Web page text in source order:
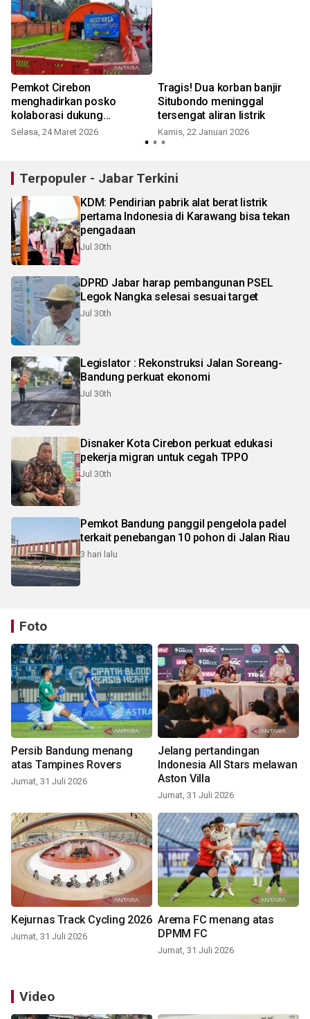
Pemkot Cirebon
menghadirkan posko
kolaborasi dukung
kelancaran arus balik
Selasa, 24 Maret 2026
Tragis! Dua korban banjir
Situbondo meninggal
tersengat aliran listrik
Kamis, 22 Januari 2026
Terpopuler - Jabar Terkini
KDM: Pendirian pabrik alat berat listrik
pertama Indonesia di Karawang bisa tekan
pengadaan
Jul 30th
DPRD Jabar harap pembangunan PSEL
Legok Nangka selesai sesuai target
Jul 30th
Legislator : Rekonstruksi Jalan Soreang-
Bandung perkuat ekonomi
Jul 30th
Disnaker Kota Cirebon perkuat edukasi
pekerja migran untuk cegah TPPO
Jul 30th
Pemkot Bandung panggil pengelola padel
terkait penebangan 10 pohon di Jalan Riau
3 hari lalu
Foto
Persib Bandung menang
atas Tampines Rovers
Jumat, 31 Juli 2026
Jelang pertandingan
Indonesia All Stars melawan
Aston Villa
Jumat, 31 Juli 2026
Kejurnas Track Cycling 2026
Jumat, 31 Juli 2026
Arema FC menang atas
DPMM FC
Jumat, 31 Juli 2026
Video